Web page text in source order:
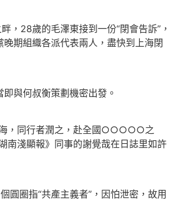
，28歲的毛澤東接到一份“閉會告訴”，
晚期組織各派代表兩人，盡快到上海閉
與何叔衡策劃機密出發。
海，同行者潤之，赴全國○○○○○之
南淺顯報》同事的謝覺哉在日誌里如許
圓圈指“共產主義者”，因怕泄密，故用